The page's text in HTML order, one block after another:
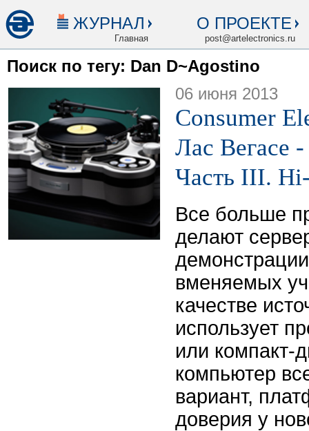
ЖУРНАЛ
Главная
О ПРОЕКТЕ
post@artelectronics.ru
Поиск по тегу: Dan D~Agostino
06 июня 2013
Consumer
Лас Вегасе
Часть III.
Все больше
делают
вменяемых
качестве
использует
или компакт-
компьютер
вариант,
доверия у